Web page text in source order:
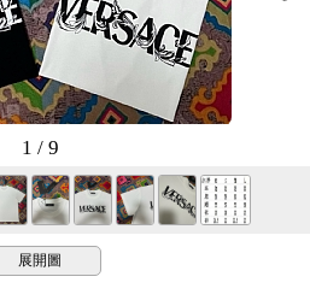
1 / 9
展開圖